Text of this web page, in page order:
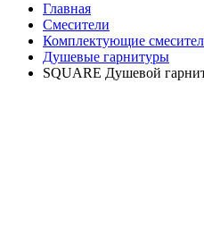
Главная
Смесители
Комплектующие
Душевые гарнитуры
SQUARE Душевой